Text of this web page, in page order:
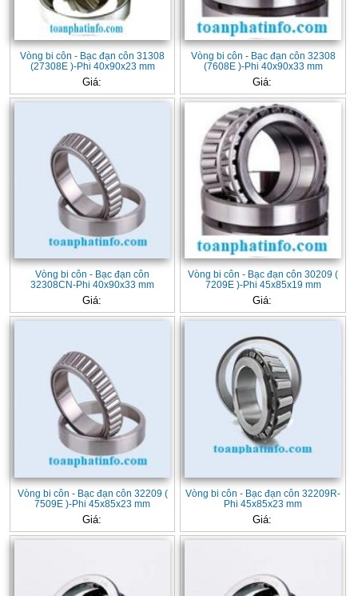
Vòng bi côn - Bạc đạn côn 31308
(27308E )-Phi 40x90x23 mm
Giá:
Vòng bi côn - Bạc đạn côn 32308
(7608E )-Phi 40x90x33 mm
Giá:
Vòng bi côn - Bạc đạn côn
32308CN-Phi 40x90x33 mm
Giá:
Vòng bi côn - Bạc đạn côn 30209 (
7209E )-Phi 45x85x19 mm
Giá:
Vòng bi côn - Bạc đạn côn 32209 (
7509E )-Phi 45x85x23 mm
Giá:
Vòng bi côn - Bạc đạn côn 32209R-
Phi 45x85x23 mm
Giá: